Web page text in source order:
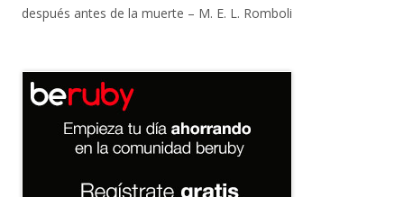
después antes de la muerte – M. E. L. Romboli